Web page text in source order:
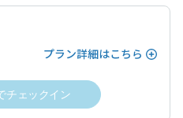
プラン詳細はこちら
チェックイン